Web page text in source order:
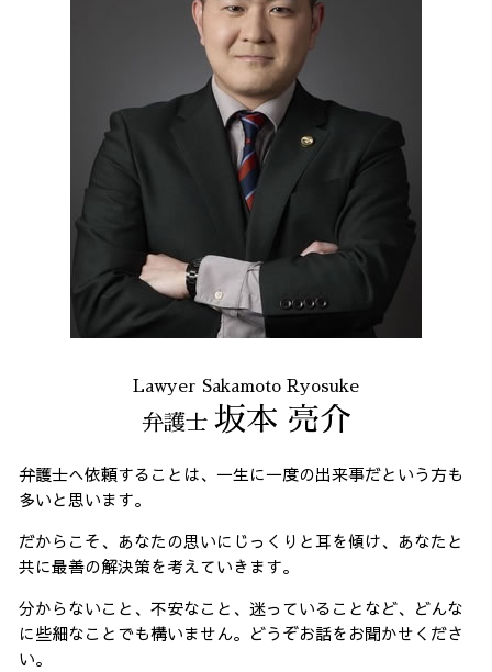
Lawyer Sakamoto Ryosuke
弁護士 坂本 亮介
弁護士へ依頼することは、一生に一度の出来事だという方も
多いと思います。
だからこそ、あなたの思いにじっくりと耳を傾け、あなたと
共に最善の解決策を考えていきます。
分からないこと、不安なこと、迷っていることなど、どんな
に些細なことでも構いません。どうぞお話をお聞かせくださ
い。